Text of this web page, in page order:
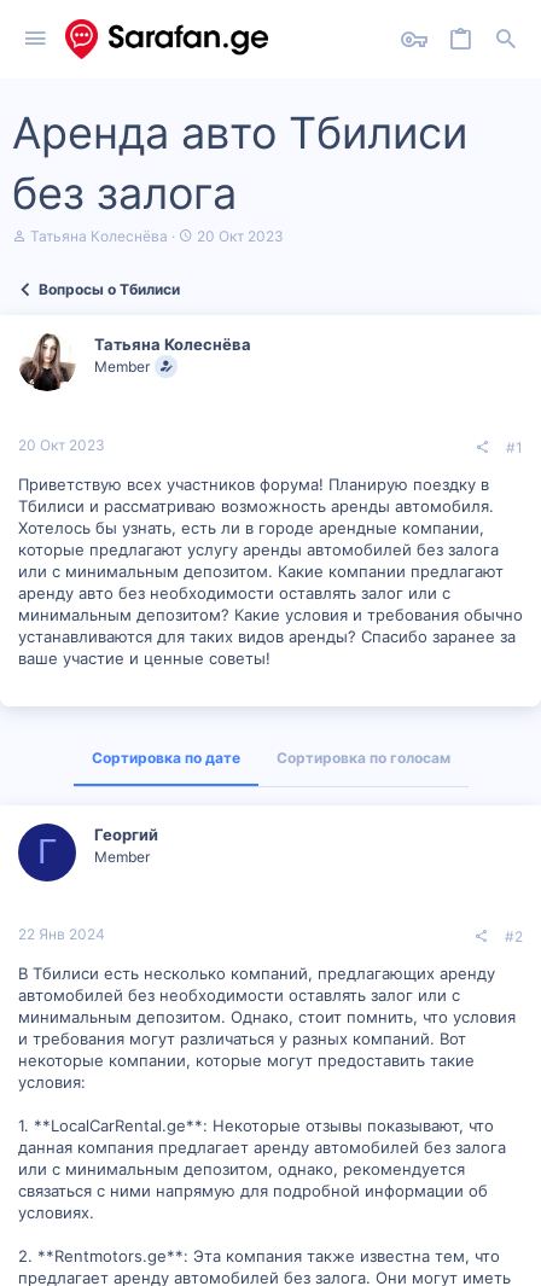
Аренда авто Тбилиси
без залога
А
е
м
ы
Татьяна Колеснёва
Д
ч
20 Окт 2023
Вопросы о Тбилиси
Татьяна Колеснёва
Member
20 Окт 2023 #1
Приветствую всех участников форума! Планирую поездку в
Тбилиси и рассматриваю возможность аренды автомобиля.
Хотелось бы узнать, есть ли в городе арендные компании,
которые предлагают услугу аренды автомобилей без залога
или с минимальным депозитом. Какие компании предлагают
аренду авто без необходимости оставлять залог или с
минимальным депозитом? Какие условия и требования обычно
устанавливаются для таких видов аренды? Спасибо заранее за
ваше участие и ценные советы!
Сортировка по дате Сортировка по голосам
Г Георгий
Member
22 Янв 2024 #2
В Тбилиси есть несколько компаний, предлагающих аренду
автомобилей без необходимости оставлять залог или с
минимальным депозитом. Однако, стоит помнить, что условия
и требования могут различаться у разных компаний. Вот
некоторые компании, которые могут предоставить такие
условия:
1. **LocalCarRental.ge**: Некоторые отзывы показывают, что
данная компания предлагает аренду автомобилей без залога
или с минимальным депозитом, однако, рекомендуется
связаться с ними напрямую для подробной информации об
условиях.
2. **Rentmotors.ge**: Эта компания также известна тем, что
предлагает аренду автомобилей без залога. Они могут иметь